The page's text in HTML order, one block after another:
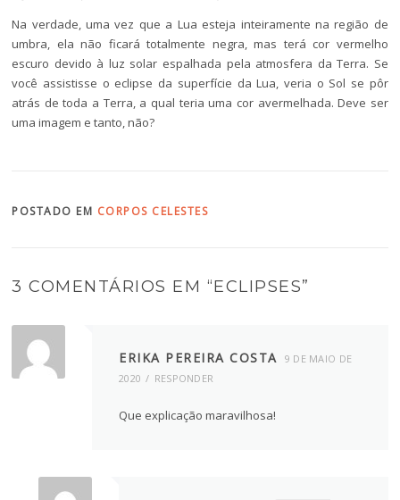
Na verdade, uma vez que a Lua esteja inteiramente na região de
umbra, ela não ficará totalmente negra, mas terá cor vermelho
escuro devido à luz solar espalhada pela atmosfera da Terra. Se
você assistisse o eclipse da superfície da Lua, veria o Sol se pôr
atrás de toda a Terra, a qual teria uma cor avermelhada. Deve ser
uma imagem e tanto, não?
POSTADO EM CORPOS CELESTES
3 COMENTÁRIOS EM “ECLIPSES”
ERIKA PEREIRA COSTA 9 DE MAIO DE
2020
RESPONDER
Que explicação maravilhosa!